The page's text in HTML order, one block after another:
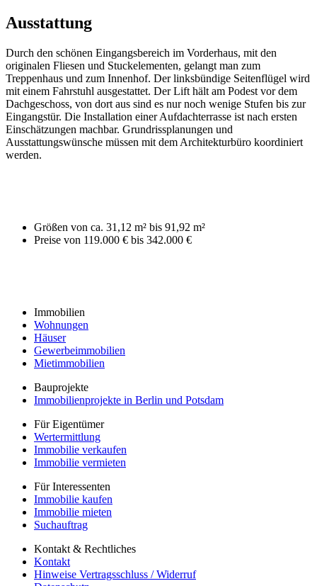
Ausstattung
Durch den schönen Eingangsbereich im Vorderhaus, mit den
originalen Fliesen und Stuckelementen, gelangt man zum
Treppenhaus und zum Innenhof. Der linksbündige Seitenflügel wird
mit einem Fahrstuhl ausgestattet. Der Lift hält am Podest vor dem
Dachgeschoss, von dort aus sind es nur noch wenige Stufen bis zur
Eingangstür. Die Installation einer Aufdachterrasse ist nach ersten
Einschätzungen machbar. Grundrissplanungen und
Ausstattungswünsche müssen mit dem Architekturbüro koordiniert
werden.
Größen von ca. 31,12 m² bis 91,92 m²
Preise von 119.000 € bis 342.000 €
Immobilien
Wohnungen
Häuser
Gewerbeimmobilien
Mietimmobilien
Bauprojekte
Immobilienprojekte in Berlin und Potsdam
Für Eigentümer
Wertermittlung
Immobilie verkaufen
Immobilie vermieten
Für Interessenten
Immobilie kaufen
Immobilie mieten
Suchauftrag
Kontakt & Rechtliches
Kontakt
Hinweise Vertragsschluss / Widerruf